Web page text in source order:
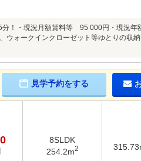
5分！・現況月額賃料等 95 000円・現況
ォークインクローゼット等ゆとりの収
見学予約をする
8SLDK
254.2m2